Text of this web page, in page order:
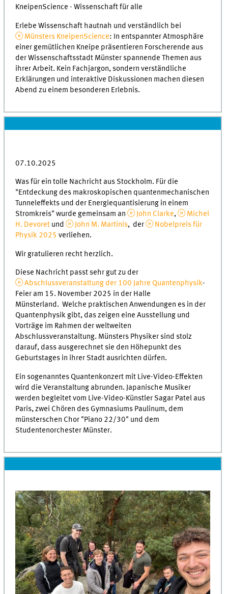
KneipenScience - Wissenschaft für alle
Erlebe Wissenschaft hautnah und verständlich bei
Münsters KneipenScience: In entspannter Atmosphäre
einer gemütlichen Kneipe präsentieren Forscherende aus
der Wissenschaftsstadt Münster spannende Themen aus
ihrer Arbeit. Kein Fachjargon, sondern verständliche
Erklärungen und interaktive Diskussionen machen diesen
Abend zu einem besonderen Erlebnis.
07.10.2025
Was für ein tolle Nachricht aus Stockholm. Für die
"Entdeckung des makroskopischen quantenmechanischen
Tunneleffekts und der Energiequantisierung in einem
Stromkreis" wurde gemeinsam an
John Clarke,
Michel
H. Devoret und John M. Martinis, der
Nobelpreis für
Physik 2025 verliehen.
Wir gratulieren recht herzlich.
Diese Nachricht passt sehr gut zu der
Abschlussveranstaltung der 100 Jahre Quantenphysik-
Feier am 15. November 2025 in der Halle
Münsterland. Welche praktischen Anwendungen es in der
Quantenphysik gibt, das zeigen eine Ausstellung und
Vorträge im Rahmen der weltweiten
Abschlussveranstaltung. Münsters Physiker sind stolz
darauf, dass ausgerechnet sie den Höhepunkt des
Geburtstages in ihrer Stadt ausrichten dürfen.
Ein sogenanntes Quantenkonzert mit Live-Video-Effekten
wird die Veranstaltung abrunden. Japanische Musiker
werden begleitet vom Live-Video-Künstler Sagar Patel aus
Paris, zwei Chören des Gymnasiums Paulinum, dem
münsterschen Chor "Piano 22/30" und dem
Studentenorchester Münster.